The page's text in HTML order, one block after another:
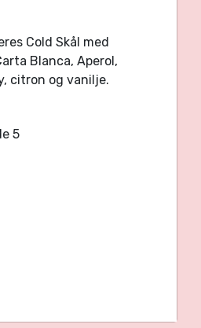
Cold Skål med
Blanca, Aperol,
citron og vanilje.
5